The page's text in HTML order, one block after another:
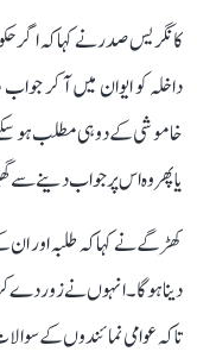
کانگریس صدر نے کہا کہ اگر
داخلہ کو ایوان میں آ کر
خاموشی کے دو ہی مطلب ہو
یا پھر وہ اس پر جواب دینے سے
کھڑگے نے کہا کہ طلبہ اور
دینا ہوگا۔ انہوں نے زور دے
تاکہ عوامی نمائندوں کے